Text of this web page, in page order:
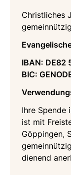
Christliches
IBAN:
BIC:
Ihre Spende
ist mit
Göppingen,
dienend